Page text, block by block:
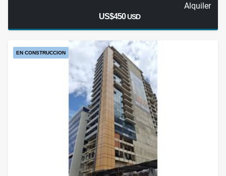
Alquiler
US$450USD
EN CONSTRUCCION